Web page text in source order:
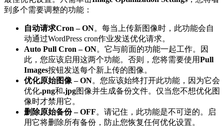
到多个需要调整的功能：
自动请求Cron – ON。每当上传新图像时，此功能会自
动通过WordPress cron作业发送优化请求。
Auto Pull Cron – ON。它与前面的功能一起工作。因
此，您应该启用这两个功能。否则，您将需要使用Pull
Images按钮发送每个新上传的图像。
优化原始图像 – ON。您应该始终打开此功能，因为它会
优化.png和.jpg图像并生成备份文件。仅当您不想优化图
像时才禁用它。
删除原始备份 – OFF。请记住，此功能是不可逆的。启
用它将删除所有备份，防止您恢复任何优化设置。